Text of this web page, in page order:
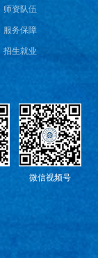
师资队伍
服务保障
招生就业
微信视频号